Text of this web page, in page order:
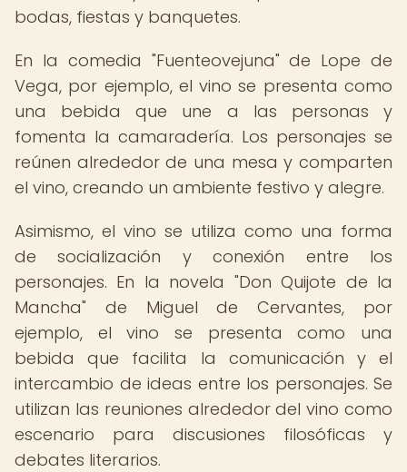
bodas, fiestas y banquetes.
En la comedia "Fuenteovejuna" de Lope de
Vega, por ejemplo, el vino se presenta como
una bebida que une a las personas y
fomenta la camaradería. Los personajes se
reúnen alrededor de una mesa y comparten
el vino, creando un ambiente festivo y alegre.
Asimismo, el vino se utiliza como una forma
de socialización y conexión entre los
personajes. En la novela "Don Quijote de la
Mancha" de Miguel de Cervantes, por
ejemplo, el vino se presenta como una
bebida que facilita la comunicación y el
intercambio de ideas entre los personajes. Se
utilizan las reuniones alrededor del vino como
escenario para discusiones filosóficas y
debates literarios.